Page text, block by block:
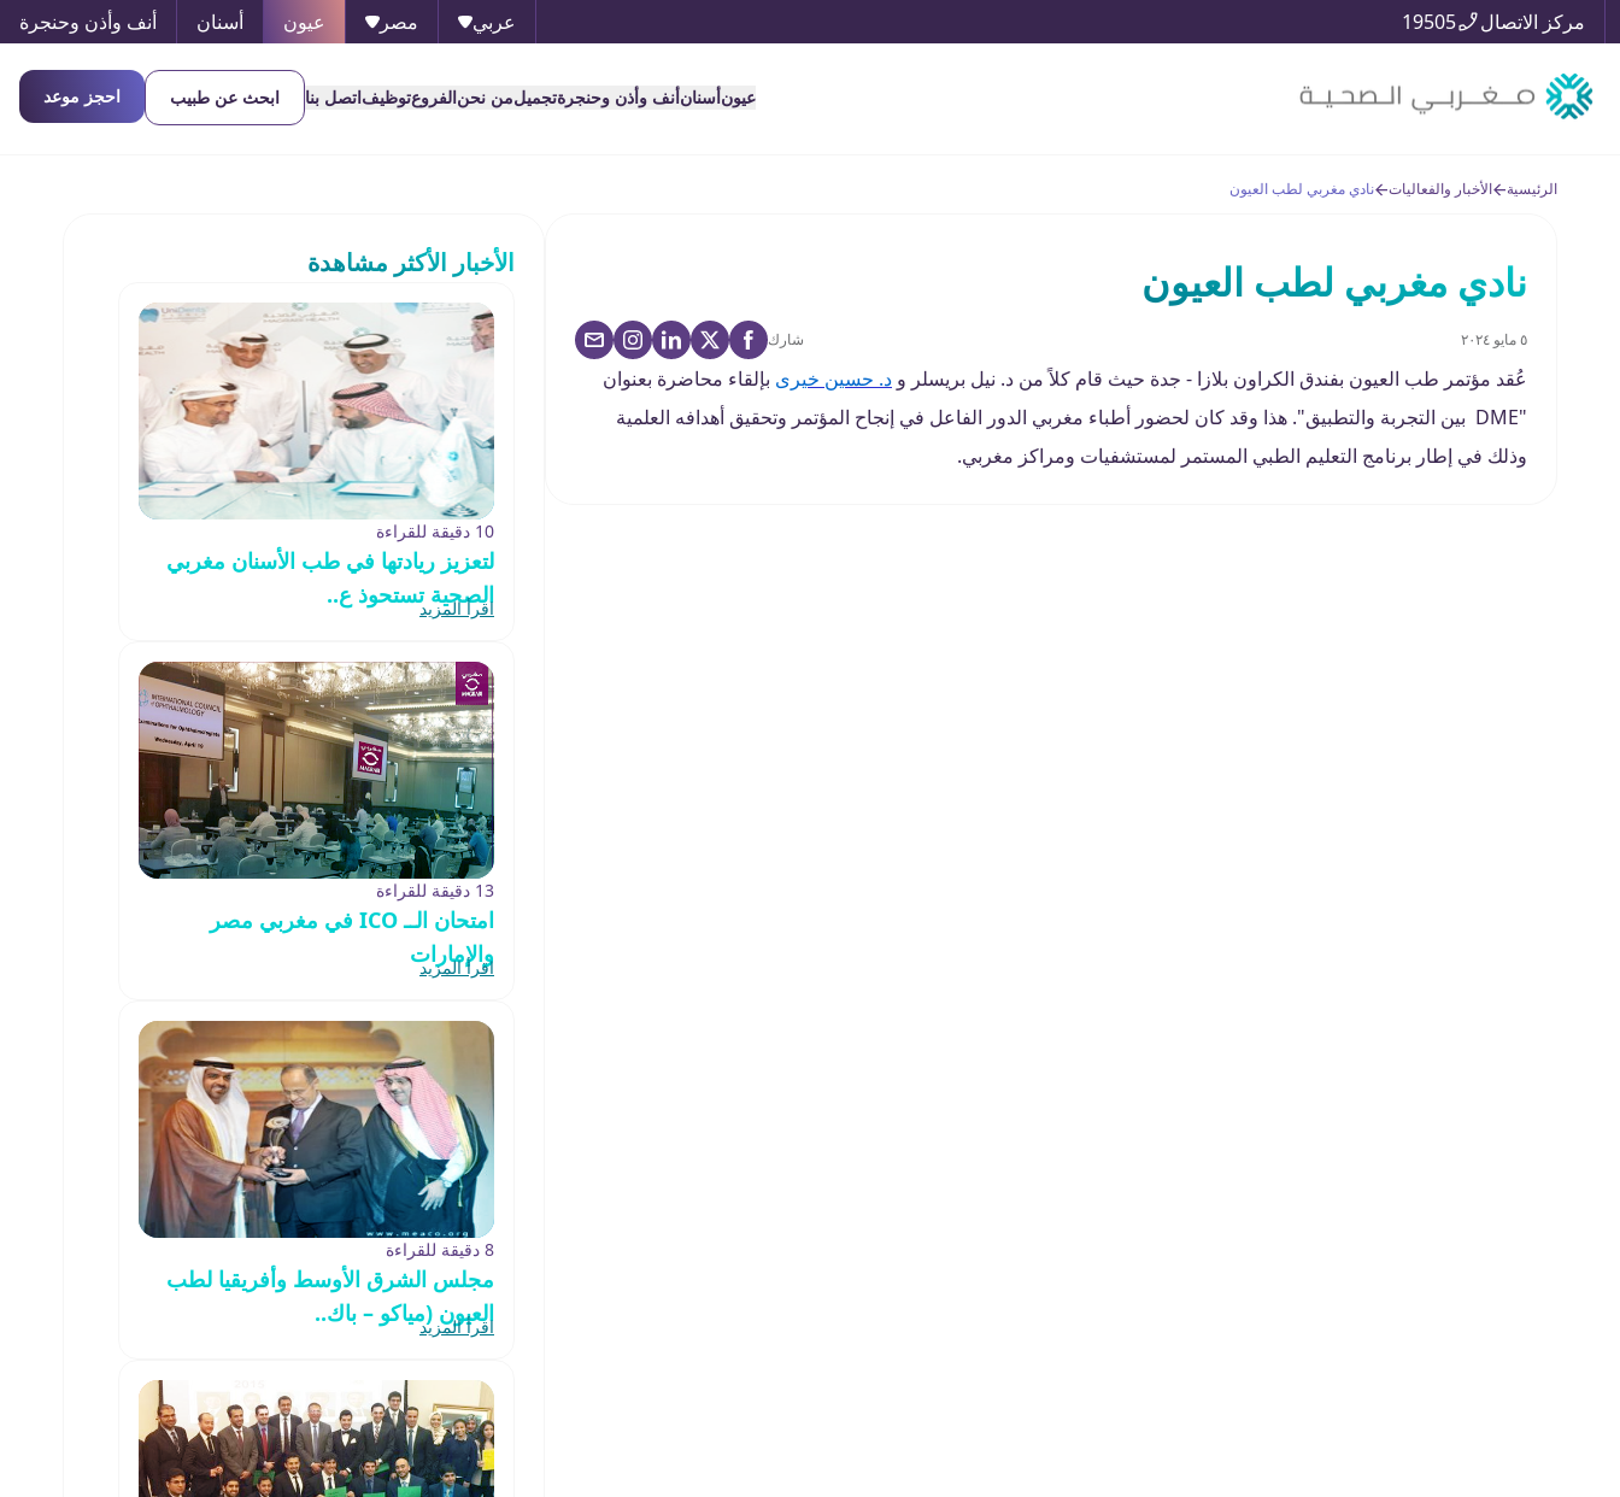
مركز الاتصال 19505 عربي مصر عيون أسنان أنف وأذن وحنجرة
عيونأسنانأنف وأذن وحنجرةتجميلمن نحنالفروعتوظيفاتصل بنا ابحث عن طبيب احجز موعد
الرئيسية الأخبار والفعاليات نادي مغربي لطب العيون
نادي مغربي لطب العيون
٥ مايو ٢٠٢٤ شارك
عُقد مؤتمر طب العيون بفندق الكراون بلازا - جدة حيث قام كلاً من د. نيل بريسلر و د. حسين خيرى بإلقاء محاضرة بعنوان
"DME بين التجربة والتطبيق". هذا وقد كان لحضور أطباء مغربي الدور الفاعل في إنجاح المؤتمر وتحقيق أهدافه العلمية
وذلك في إطار برنامج التعليم الطبي المستمر لمستشفيات ومراكز مغربي.
الأخبار الأكثر مشاهدة
10 دقيقة للقراءة
لتعزيز ريادتها في طب الأسنان مغربي
الصحية تستحوذ ع..
اقرأ المزيد
13 دقيقة للقراءة
امتحان الــ ICO في مغربي مصر
والإمارات
اقرأ المزيد
8 دقيقة للقراءة
مجلس الشرق الأوسط وأفريقيا لطب
العيون (مياكو – باك..
اقرأ المزيد